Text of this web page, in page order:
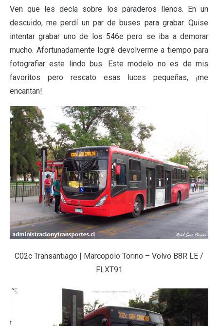
Ven que les decía sobre los paraderos llenos. En un
descuido, me perdí un par de buses para grabar. Quise
intentar grabar uno de los 546e pero se iba a demorar
mucho. Afortunadamente logré devolverme a tiempo para
fotografiar este lindo bus. Este modelo no es de mis
favoritos pero rescato esas luces pequeñas, ¡me
encantan!
C02c Transantiago | Marcopolo Torino – Volvo B8R LE /
FLXT91